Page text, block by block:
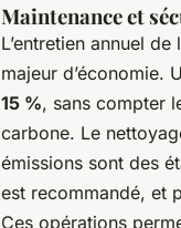
Maintenance et
L’entretien annuel
majeur d’économie.
15 %, sans compter
carbone. Le
émissions sont des
est recommandé, et
Ces opérations